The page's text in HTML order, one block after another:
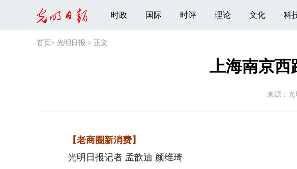
时政 国际 时评 理论 文化 科
首页 > 光明日报 > 正文
上海南京西
来源： 光
【老商圈新消费】
光明日报记者 孟歆迪 颜维琦